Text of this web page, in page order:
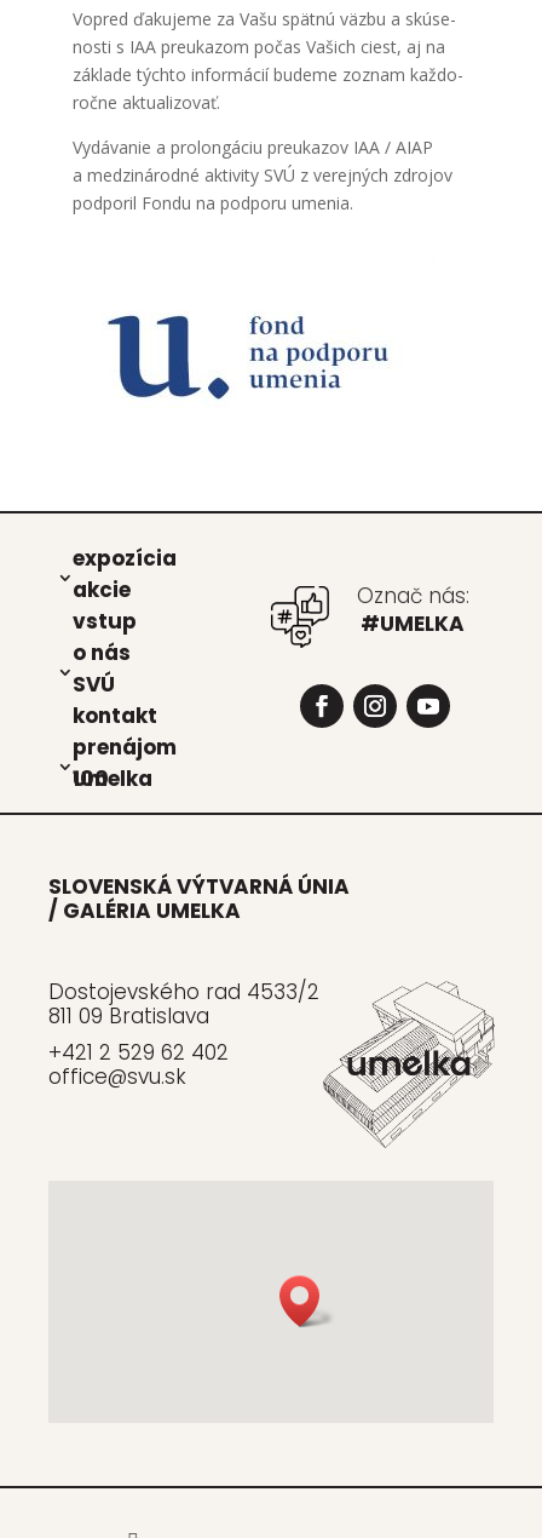
Vopred ďaku­je­me za Vašu spät­nú väz­bu a skú­se­
nos­ti s IAA pre­uka­zom počas Vašich ciest, aj na
zákla­de tých­to infor­má­cií bude­me zoznam kaž­do­
roč­ne aktu­ali­zo­vať.
Vydá­va­nie a pro­lon­gá­ciu pre­uka­zov IAA / AIAP
a medzi­ná­rod­né akti­vi­ty SVÚ z verej­ných zdro­jov
pod­po­ril Fon­du na pod­po­ru ume­nia.
expo­zí­cia
akcie
vstup
o nás
SVÚ
kon­takt
pre­ná­jom
Umel­ka 100
Označ nás:
#UMELKA
SLOVENSKÁ VÝTVARNÁ ÚNIA
/ GALÉRIA UMELKA
Dostojevského rad 4533/2
811 09 Bratislava
+421 2 529 62 402
office@svu.sk